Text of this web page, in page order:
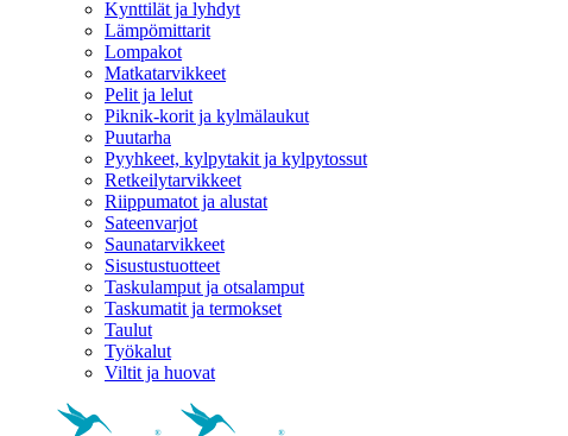
Kynttilät ja lyhdyt
Lämpömittarit
Lompakot
Matkatarvikkeet
Pelit ja lelut
Piknik-korit ja kylmälaukut
Puutarha
Pyyhkeet, kylpytakit ja kylpytossut
Retkeilytarvikkeet
Riippumatot ja alustat
Sateenvarjot
Saunatarvikkeet
Sisustustuotteet
Taskulamput ja otsalamput
Taskumatit ja termokset
Taulut
Työkalut
Viltit ja huovat